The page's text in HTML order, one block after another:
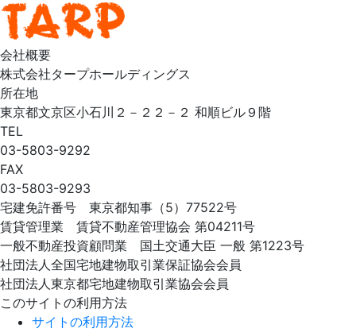
会社概要
株式会社タープホールディングス
所在地
東京都文京区小石川２－２２－２ 和順ビル９階
TEL
03-5803-9292
FAX
03-5803-9293
宅建免許番号 東京都知事（5）77522号
賃貸管理業 賃貸不動産管理協会 第04211号
一般不動産投資顧問業 国土交通大臣 一般 第1223号
社団法人全国宅地建物取引業保証協会会員
社団法人東京都宅地建物取引業協会会員
このサイトの利用方法
サイトの利用方法